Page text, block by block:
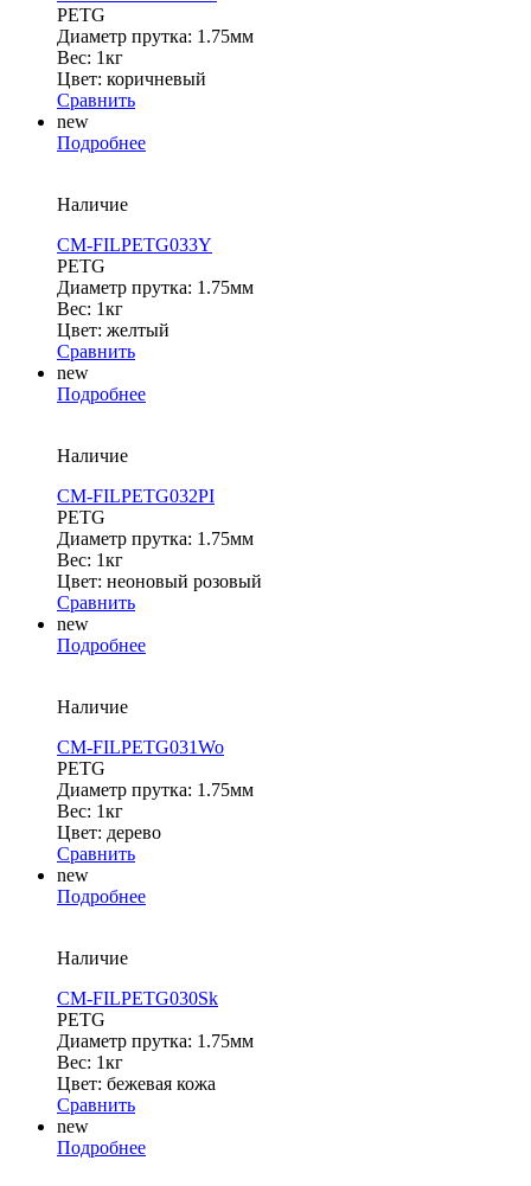
PETG
Диаметр прутка: 1.75мм
Вес: 1кг
Цвет: коричневый
Сравнить
new
Подробнее
Наличие
CM-FILPETG033Y
PETG
Диаметр прутка: 1.75мм
Вес: 1кг
Цвет: желтый
Сравнить
new
Подробнее
Наличие
CM-FILPETG032PI
PETG
Диаметр прутка: 1.75мм
Вес: 1кг
Цвет: неоновый розовый
Сравнить
new
Подробнее
Наличие
CM-FILPETG031Wo
PETG
Диаметр прутка: 1.75мм
Вес: 1кг
Цвет: дерево
Сравнить
new
Подробнее
Наличие
CM-FILPETG030Sk
PETG
Диаметр прутка: 1.75мм
Вес: 1кг
Цвет: бежевая кожа
Сравнить
new
Подробнее